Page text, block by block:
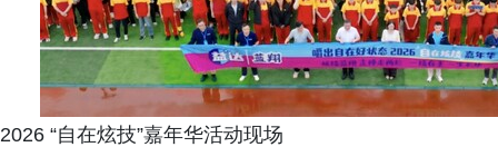
2026 “自在炫技”嘉年华活动现场